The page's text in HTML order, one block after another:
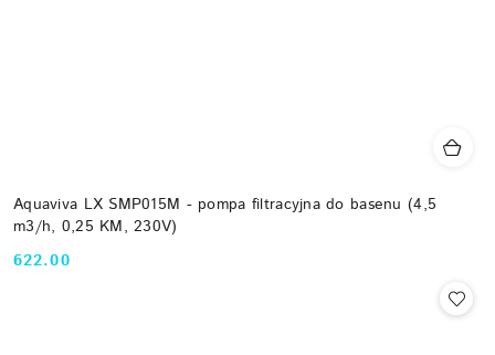
Aquaviva LX SMP015M - pompa filtracyjna do basenu (4,5
m3/h, 0,25 KM, 230V)
Cena:
622.00